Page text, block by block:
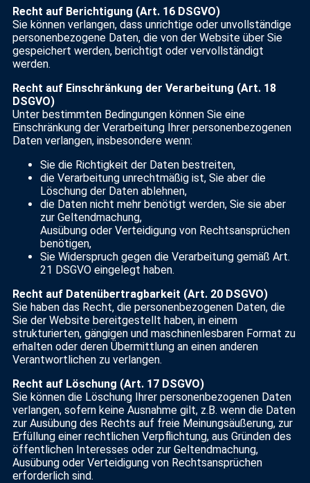
Recht auf Berichtigung (Art. 16 DSGVO)
Sie können verlangen, dass unrichtige oder unvollständige
personenbezogene Daten, die von der Website über Sie
gespeichert werden, berichtigt oder vervollständigt
werden.
Recht auf Einschränkung der Verarbeitung (Art. 18
DSGVO)
Unter bestimmten Bedingungen können Sie eine
Einschränkung der Verarbeitung Ihrer personenbezogenen
Daten verlangen, insbesondere wenn:
Sie die Richtigkeit der Daten bestreiten,
die Verarbeitung unrechtmäßig ist, Sie aber die
Löschung der Daten ablehnen,
die Daten nicht mehr benötigt werden, Sie sie aber
zur Geltendmachung,
Ausübung oder Verteidigung von Rechtsansprüchen
benötigen,
Sie Widerspruch gegen die Verarbeitung gemäß Art.
21 DSGVO eingelegt haben.
Recht auf Datenübertragbarkeit (Art. 20 DSGVO)
Sie haben das Recht, die personenbezogenen Daten, die
Sie der Website bereitgestellt haben, in einem
strukturierten, gängigen und maschinenlesbaren Format zu
erhalten oder deren Übermittlung an einen anderen
Verantwortlichen zu verlangen.
Recht auf Löschung (Art. 17 DSGVO)
Sie können die Löschung Ihrer personenbezogenen Daten
verlangen, sofern keine Ausnahme gilt, z.B. wenn die Daten
zur Ausübung des Rechts auf freie Meinungsäußerung, zur
Erfüllung einer rechtlichen Verpflichtung, aus Gründen des
öffentlichen Interesses oder zur Geltendmachung,
Ausübung oder Verteidigung von Rechtsansprüchen
erforderlich sind.